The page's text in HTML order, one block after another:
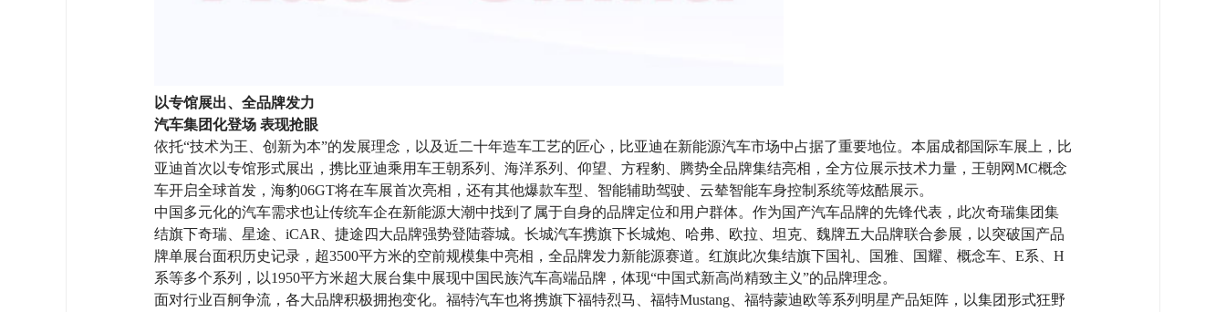
以专馆展出、全品牌发力
汽车集团化登场 表现抢眼
依托“技术为王、创新为本”的发展理念，以及近二十年造车工艺的匠心，比亚迪在新能源汽车市场中占据了重要地位。本届成都国际车展上，比
亚迪首次以专馆形式展出，携比亚迪乘用车王朝系列、海洋系列、仰望、方程豹、腾势全品牌集结亮相，全方位展示技术力量，王朝网MC概念
车开启全球首发，海豹06GT将在车展首次亮相，还有其他爆款车型、智能辅助驾驶、云辇智能车身控制系统等炫酷展示。
中国多元化的汽车需求也让传统车企在新能源大潮中找到了属于自身的品牌定位和用户群体。作为国产汽车品牌的先锋代表，此次奇瑞集团集
结旗下奇瑞、星途、iCAR、捷途四大品牌强势登陆蓉城。长城汽车携旗下长城炮、哈弗、欧拉、坦克、魏牌五大品牌联合参展，以突破国产品
牌单展台面积历史记录，超3500平方米的空前规模集中亮相，全品牌发力新能源赛道。红旗此次集结旗下国礼、国雅、国耀、概念车、E系、H
系等多个系列，以1950平方米超大展台集中展现中国民族汽车高端品牌，体现“中国式新高尚精致主义”的品牌理念。
面对行业百舸争流，各大品牌积极拥抱变化。福特汽车也将携旗下福特烈马、福特Mustang、福特蒙迪欧等系列明星产品矩阵，以集团形式狂野